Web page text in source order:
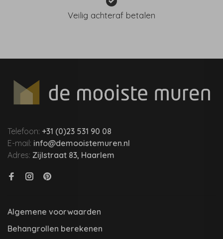
Veilig achteraf betalen
Telefoon: +31 (0)23 531 90 08
E-mail: info@demooistemuren.nl
Adres: Zijlstraat 83, Haarlem
Algemene voorwaarden
Behangrollen berekenen